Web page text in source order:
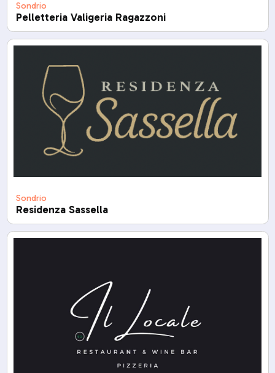
Sondrio
Pelletteria Valigeria Ragazzoni
Sondrio
Residenza Sassella